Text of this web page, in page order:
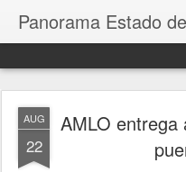
Panorama Estado
AUG
22
AMLO entrega